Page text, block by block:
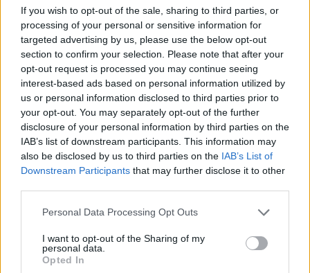
If you wish to opt-out of the sale, sharing to third parties, or
processing of your personal or sensitive information for
targeted advertising by us, please use the below opt-out
section to confirm your selection. Please note that after your
opt-out request is processed you may continue seeing
interest-based ads based on personal information utilized by
us or personal information disclosed to third parties prior to
your opt-out. You may separately opt-out of the further
disclosure of your personal information by third parties on the
IAB’s list of downstream participants. This information may
also be disclosed by us to third parties on the IAB’s List of
Downstream Participants that may further disclose it to other
Please note that this website/app uses one or more Google
not limited to your visit or usage behaviour. You may click to
grant or deny consent to Google and its third-party tags to
use your data for below specified purposes in below Google
Personal Data Processing Opt Outs
I want to opt-out of the Sharing of my
personal data.
Opted In
2
POSZT
2
POSZT
3
POSZT
2020.
45. hét
4
POSZT
2020.
44. hét
2
POSZT
2020.
43. hét
2
POSZT
42. hét
2
41. hét
3
40. hét
2
2020.
2
POSZT
2020.
2